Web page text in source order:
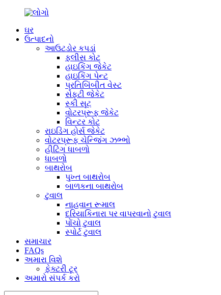
ઘર
ઉત્પાદનો
આઉટડોર કપડાં
ફ્લીસ કોટ
હાઇકિંગ જેકેટ
હાઇકિંગ પેન્ટ
પ્રતિબિંબીત વેસ્ટ
સેફ્ટી જેકેટ
સ્કી સૂટ
વોટરપ્રૂફ જેકેટ
વિન્ટર કોટ
રાઇડિંગ હોર્સ જેકેટ
વોટરપ્રૂફ ચેન્જિંગ ઝભ્ભો
હીટિંગ ધાબળો
ધાબળો
બાથરોબ
પુખ્ત બાથરોબ
બાળકના બાથરોબ
ટુવાલ
નાહવાન રૂમાલ
દરિયાકિનારા પર વાપરવાનો ટુવાલ
પોંચો ટુવાલ
સ્પોર્ટ ટુવાલ
સમાચાર
FAQs
અમારા વિશે
ફેક્ટરી ટૂર
અમારો સંપર્ક કરો